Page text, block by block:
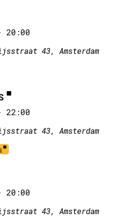
20:00
43, Amsterdam
22:00
43, Amsterdam
20:00
43, Amsterdam